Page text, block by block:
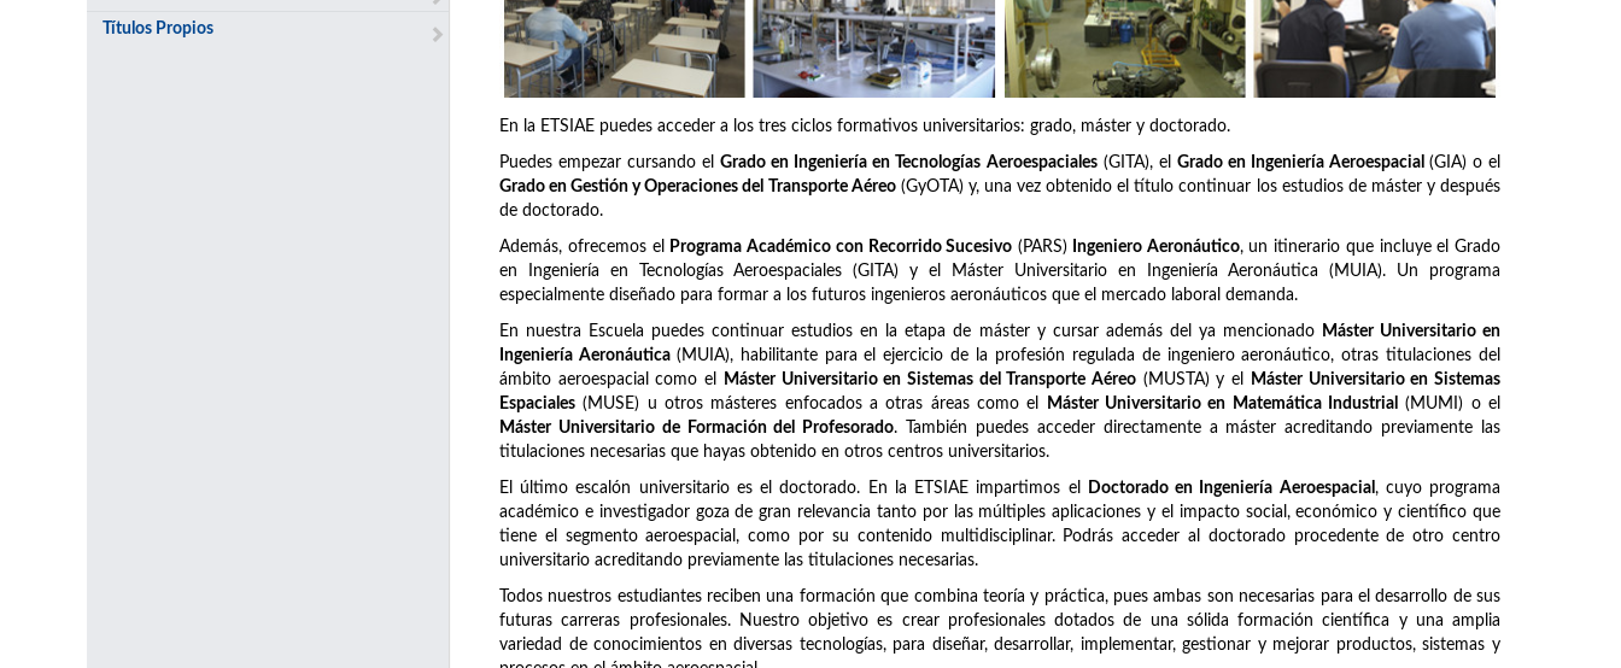
Títulos Propios
En la ETSIAE puedes acceder a los tres ciclos formativos universitarios: grado, máster y doctorado.
Puedes empezar cursando elGrado en Ingeniería en Tecnologías Aeroespaciales(GITA), el Grado en Ingeniería Aeroespacial (GIA) o el
Grado en Gestión y Operaciones del Transporte Aéreo(GyOTA) y, una vez obtenido el título continuar los estudios de máster y después
de doctorado.
Además, ofrecemos el Programa Académico con Recorrido Sucesivo (PARS) Ingeniero Aeronáutico, un itinerario que incluye el Grado
en Ingeniería en Tecnologías Aeroespaciales (GITA) y el Máster Universitario en Ingeniería Aeronáutica (MUIA). Un programa
especialmente diseñado para formar a los futuros ingenieros aeronáuticos que el mercado laboral demanda.
En nuestra Escuela puedes continuar estudios en la etapa de máster y cursar además del ya mencionado Máster Universitario en
Ingeniería Aeronáutica (MUIA), habilitante para el ejercicio de la profesión regulada de ingeniero aeronáutico, otras titulaciones del
ámbito aeroespacial como el
Máster Universitario en Sistemas del Transporte Aéreo (MUSTA) y el
Máster Universitario en Sistemas
Espaciales (MUSE) u otros másteres enfocados a otras áreas como el Máster Universitario en Matemática Industrial
(MUMI) o el
Máster Universitario de Formación del Profesorado. También puedes acceder directamente a máster acreditando previamente las
titulaciones necesarias que hayas obtenido en otros centros universitarios.
El último escalón universitario es el doctorado. En la ETSIAE impartimos el Doctorado en Ingeniería Aeroespacial , cuyo programa
académico e investigador goza de gran relevancia tanto por las múltiples aplicaciones y el impacto social, económico y científico que
tiene el segmento aeroespacial, como por su contenido multidisciplinar. Podrás acceder al doctorado procedente de otro centro
universitario acreditando previamente las titulaciones necesarias.
Todos nuestros estudiantes reciben una formación que combina teoría y práctica, pues ambas son necesarias para el desarrollo de sus
futuras carreras profesionales. Nuestro objetivo es crear profesionales dotados de una sólida formación científica y una amplia
variedad de conocimientos en diversas tecnologías, para diseñar, desarrollar, implementar, gestionar y mejorar productos, sistemas y